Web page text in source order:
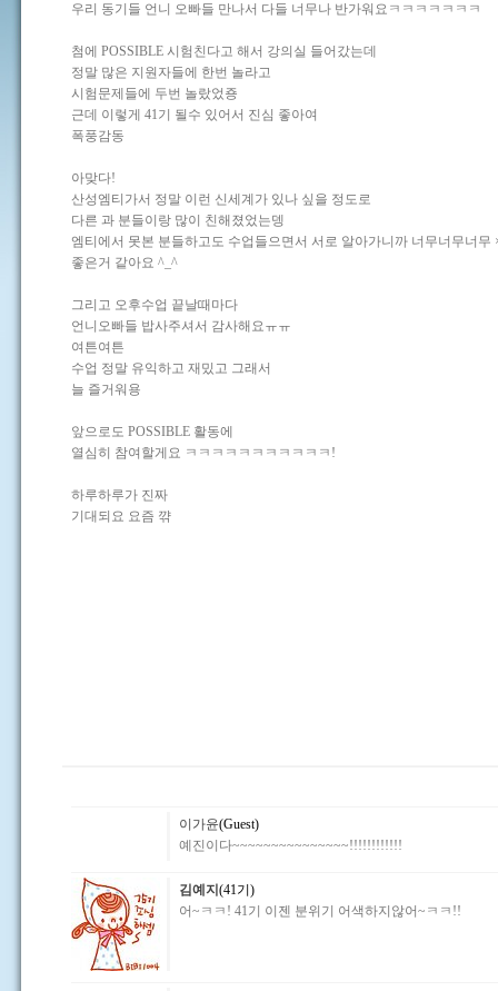
우리 동기들 언니 오빠들 만나서 다들 너무나 반가워요ㅋㅋㅋㅋㅋㅋㅋ
첨에 POSSIBLE 시험친다고 해서 강의실 들어갔는데
정말 많은 지원자들에 한번 놀라고
시험문제들에 두번 놀랐었죵
근데 이렇게 41기 될수 있어서 진심 좋아여
폭풍감동
아맞다!
산성엠티가서 정말 이런 신세계가 있나 싶을 정도로
다른 과 분들이랑 많이 친해졌었는뎅
엠티에서 못본 분들하고도 수업들으면서 서로 알아가니까 너무너무너무
좋은거 같아요 ^_^
그리고 오후수업 끝날때마다
언니오빠들 밥사주셔서 감사해요ㅠㅠ
여튼여튼
수업 정말 유익하고 재밌고 그래서
늘 즐거워용
앞으로도 POSSIBLE 활동에
열심히 참여할게요 ㅋㅋㅋㅋㅋㅋㅋㅋㅋㅋㅋ!
하루하루가 진짜
기대되요 요즘 꺆
이가윤(Guest)
예진이다~~~~~~~~~~~~~~~!!!!!!!!!!!!
김예지 (41기)
어~ㅋㅋ! 41기 이젠 분위기 어색하지않어~ㅋㅋ!!